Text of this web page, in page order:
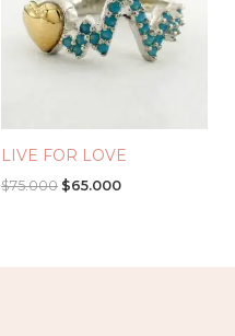
LIVE FOR LOVE
$75.000 $65.000